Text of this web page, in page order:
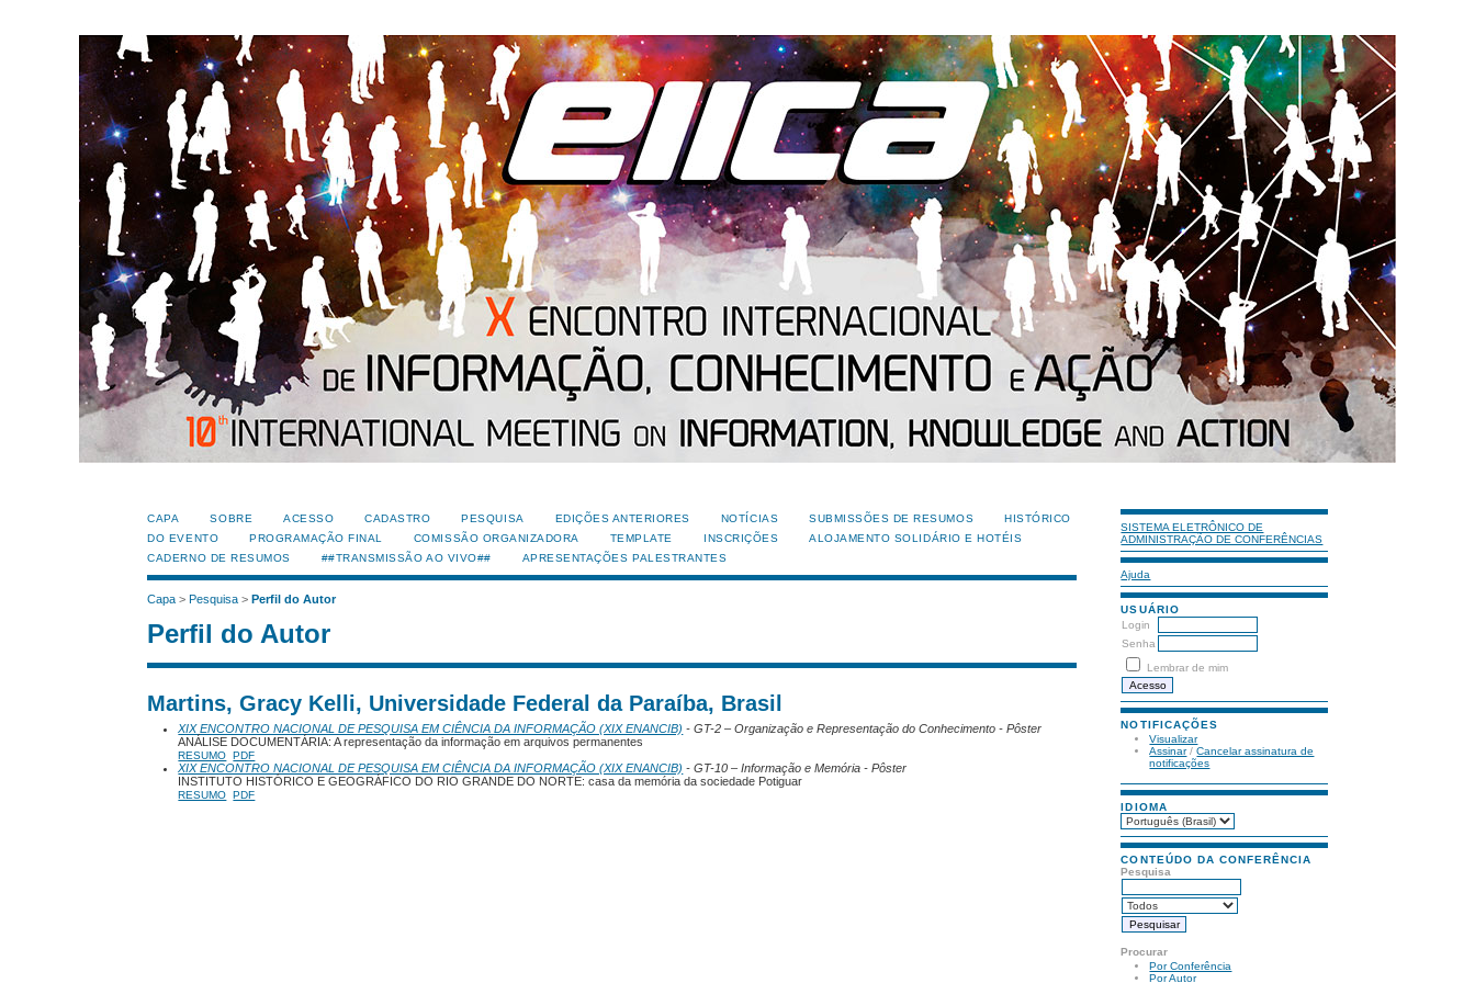
SISTEMA ELETRÔNICO DE
ADMINISTRAÇÃO DE CONFERÊNCIAS
Ajuda
USUÁRIO
Login
Senha
Lembrar de mim
NOTIFICAÇÕES
Visualizar
Assinar/Cancelar assinatura de
notificações
IDIOMA
CONTEÚDO DA CONFERÊNCIA
Pesquisa
Procurar
Por Conferência
Por Autor
CAPA SOBRE ACESSO CADASTRO PESQUISA EDIÇÕES ANTERIORES NOTÍCIAS SUBMISSÕES DE RESUMOS
HISTÓRICO
DO EVENTO
PROGRAMAÇÃO FINAL COMISSÃO ORGANIZADORA TEMPLATE INSCRIÇÕES
ALOJAMENTO SOLIDÁRIO E HOTÉIS
CADERNO DE RESUMOS
##TRANSMISSÃO AO VIVO## APRESENTAÇÕES PALESTRANTES
Capa >Pesquisa >Perfil do Autor
Perfil do Autor
Martins, Gracy Kelli, Universidade Federal da Paraíba, Brasil
XIX ENCONTRO NACIONAL DE PESQUISA EM CIÊNCIA DA INFORMAÇÃO (XIX ENANCIB) - GT-2 – Organização e Representação do Conhecimento - Pôster
ANÁLISE DOCUMENTÁRIA: A representação da informação em arquivos permanentes
RESUMO PDF
XIX ENCONTRO NACIONAL DE PESQUISA EM CIÊNCIA DA INFORMAÇÃO (XIX ENANCIB) - GT-10 – Informação e Memória - Pôster
INSTITUTO HISTÓRICO E GEOGRÁFICO DO RIO GRANDE DO NORTE: casa da memória da sociedade Potiguar
RESUMO PDF